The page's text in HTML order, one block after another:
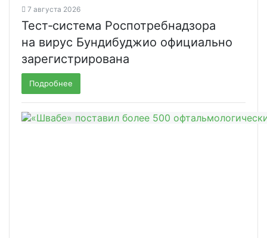
7 августа 2026
Тест‑система Роспотребнадзора
на вирус Бундибуджио официально
зарегистрирована
Подробнее